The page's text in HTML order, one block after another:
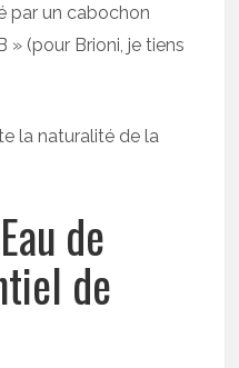
par un cabochon
» (pour Brioni, je tiens
la naturalité de la
de
de